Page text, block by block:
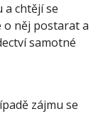
chtějí se
o něj postarat a
samotné
zájmu se